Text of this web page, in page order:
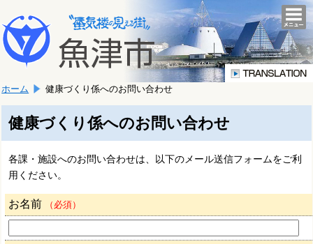
文
へ
移
ま
す。
こ
か
文
で
す。
ホーム 健康づくり係へのお問い合わせ
健康づくり係へのお問い合わせ
各課・施設へのお問い合わせは、以下のメール送信フォームをご利
用ください。
お名前 （必須）